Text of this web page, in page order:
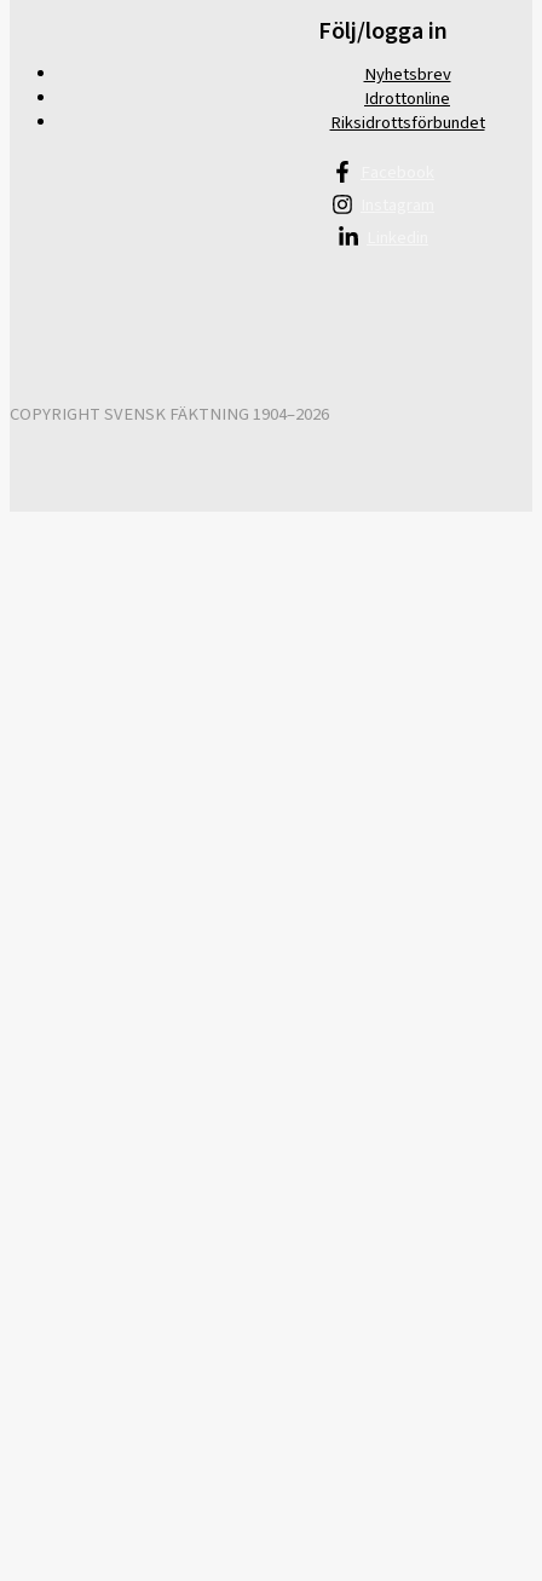
Följ/logga in
Nyhetsbrev
Idrottonline
Riksidrottsförbundet
COPYRIGHT SVENSK FÄKTNING 1904–2026